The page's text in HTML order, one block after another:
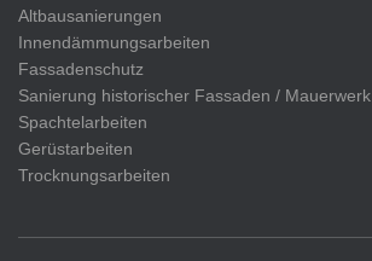
Altbausanierungen
Innendämmungsarbeiten
Fassadenschutz
Sanierung historischer Fassaden / Mauerwerk
Spachtelarbeiten
Gerüstarbeiten
Trocknungsarbeiten